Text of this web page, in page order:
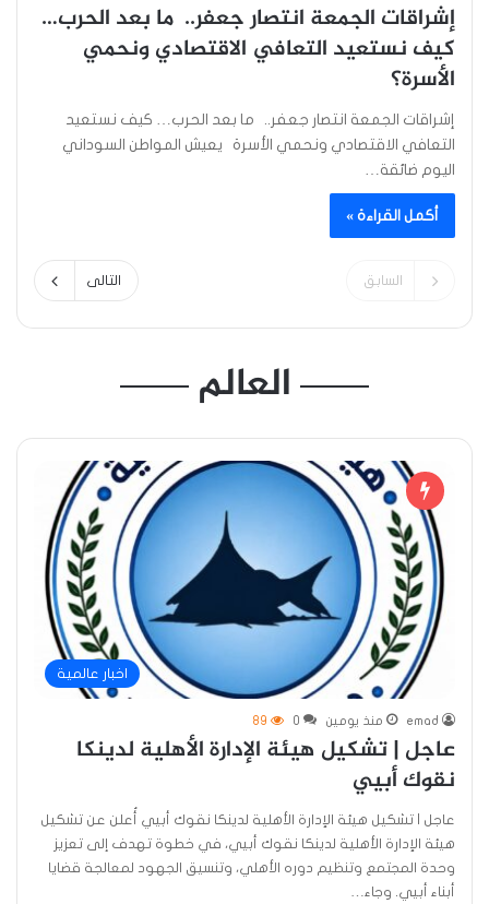
إشراقات الجمعة انتصار جعفر.. ما بعد الحرب…
كيف نستعيد التعافي الاقتصادي ونحمي
الأسرة؟
إشراقات الجمعة انتصار جعفر.. ما بعد الحرب… كيف نستعيد
التعافي الاقتصادي ونحمي الأسرة يعيش المواطن السوداني
اليوم ضائقة…
أكمل القراءة »
السابق التالى
العالم
اخبار عالمية
emad منذ يومين 0
89
عاجل | تشكيل هيئة الإدارة الأهلية لدينكا
نقوك أبيي
عاجل | تشكيل هيئة الإدارة الأهلية لدينكا نقوك أبيي أُعلن عن تشكيل
هيئة الإدارة الأهلية لدينكا نقوك أبيي، في خطوة تهدف إلى تعزيز
وحدة المجتمع وتنظيم دوره الأهلي، وتنسيق الجهود لمعالجة قضايا
أبناء أبيي. وجاء…